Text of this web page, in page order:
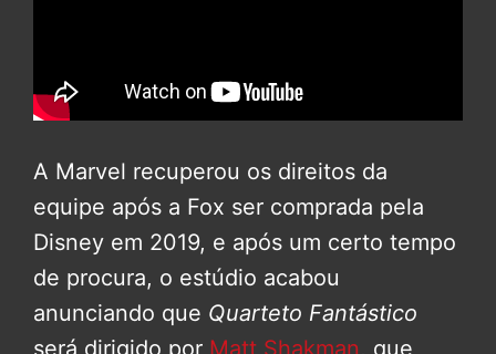
A Marvel recuperou os direitos da
equipe após a Fox ser comprada pela
Disney em 2019, e após um certo tempo
de procura, o estúdio acabou
anunciando que Quarteto Fantástico
será dirigido por Matt Shakman, que